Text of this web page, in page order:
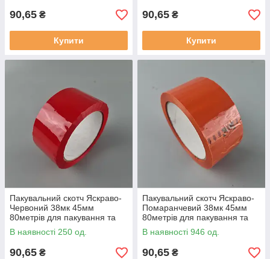
90,65 ₴
Купити
90,65 ₴
Купити
Пакувальний скотч Яскраво-
Червоний 38мк 45мм
80метрів для пакування та
фіксації
В наявності 250 од.
90,65 ₴
Пакувальний скотч Яскраво-
Помаранчевий 38мк 45мм
80метрів для пакування та
фіксації
В наявності 946 од.
90,65 ₴